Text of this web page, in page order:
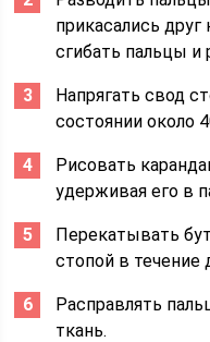
прикасались
сгибать пальцы и
Напрягать свод
состоянии около
Рисовать
удерживая его в
Перекатывать
стопой в течение
Расправлять
ткань.